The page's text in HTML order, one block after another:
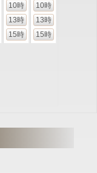
10時
13時
15時
10時
13時
15時